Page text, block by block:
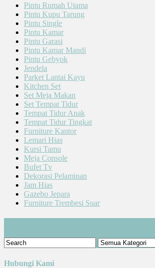
Pintu Rumah Utama
Pintu Kupu Tarung
Pintu Single
Pintu Kamar
Pintu Garasi
Pintu Kamar Mandi
Pintu Gebyok
Jendela
Parket Lantai Kayu
Kitchen Set
Set Meja Makan
Set Tempat Tidur
Tempat Tidur Anak
Tempat Tidur Tingkat
Furniture Kantor
Lemari Hias
Kursi Tamu
Meja Console
Bufet Tv
Dekorasi Pelaminan
Jam Hias
Gazebo Jepara
Furniture Trembesi Suar
Hubungi Kami